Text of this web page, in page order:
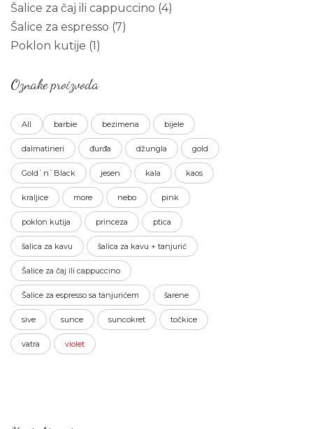
products
Šalice za čaj ili cappuccino 44
Šalice za espresso 77
Poklon kutije 11
Oznake proizvoda
All barbie bezimena bijele
dalmatineri đurđa džungla gold
Gold`n`Black jesen kala kaos
kraljice more nebo pink
poklon kutija princeza ptica
šalica za kavu šalica za kavu + tanjurić
Šalice za čaj ili cappuccino
Šalice za espresso sa tanjurićem šarene
sive sunce suncokret točkice
vatra violet